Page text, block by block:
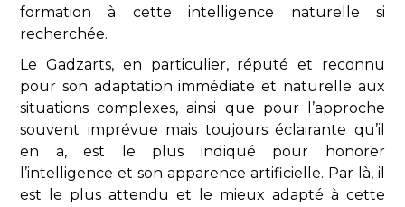
formation à cette intelligence naturelle si
recherchée.
Le Gadzarts, en particulier, réputé et reconnu
pour son adaptation immédiate et naturelle aux
situations complexes, ainsi que pour l’approche
souvent imprévue mais toujours éclairante qu’il
en a, est le plus indiqué pour honorer
l’intelligence et son apparence artificielle. Par là, il
est le plus attendu et le mieux adapté à cette